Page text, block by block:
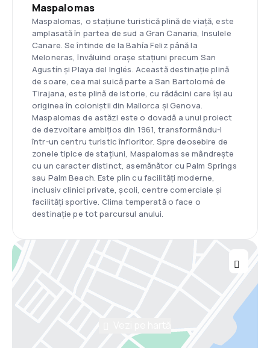
Maspalomas
Maspalomas, o stațiune turistică plină de viață, este
amplasată în partea de sud a Gran Canaria, Insulele
Canare. Se întinde de la Bahía Feliz până la
Meloneras, învăluind orașe stațiuni precum San
Agustín și Playa del Inglés. Această destinație plină
de soare, cea mai suică parte a San Bartolomé de
Tirajana, este plină de istorie, cu rădăcini care își au
originea în coloniștii din Mallorca și Genova.
Maspalomas de astăzi este o dovadă a unui proiect
de dezvoltare ambițios din 1961, transformându-l
într-un centru turistic înfloritor. Spre deosebire de
zonele tipice de stațiuni, Maspalomas se mândrește
cu un caracter distinct, asemănător cu Palm Springs
sau Palm Beach. Este plin cu facilități moderne,
inclusiv clinici private, școli, centre comerciale și
facilități sportive. Clima temperată o face o
destinație pe tot parcursul anului.